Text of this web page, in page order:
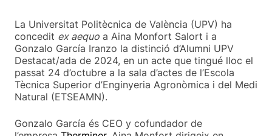
La Universitat Politècnica de València (UPV) ha
concedit ex aequo a Aina Monfort Salort i a
Gonzalo García Iranzo la distinció d’Alumni UPV
Destacat/ada de 2024, en un acte que tingué lloc el
passat 24 d’octubre a la sala d’actes de l’Escola
Tècnica Superior d’Enginyeria Agronòmica i del Medi
Natural (ETSEAMN).
Gonzalo García és CEO y cofundador de